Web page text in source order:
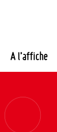
A l’affiche